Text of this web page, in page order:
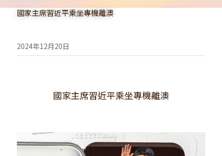
國家主席習近平乘坐專機離澳
2024年12月20日
國家主席習近平乘坐專機離澳